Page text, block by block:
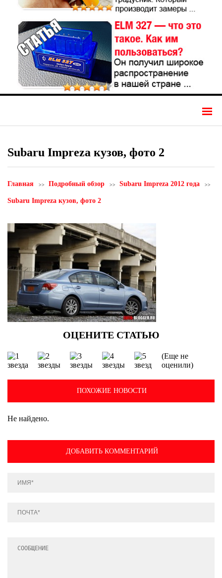
Subaru Impreza кузов, фото 2
Главная Подробный обзор Subaru Impreza 2012 года
Subaru Impreza кузов, фото 2
(Еще не
оценили)
ПОХОЖИЕ НОВОСТИ
Не найдено.
ДОБАВИТЬ КОММЕНТАРИЙ